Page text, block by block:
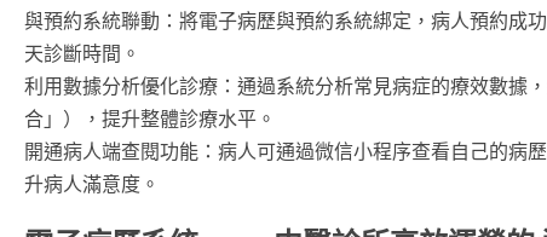
與預約系統聯動：將電子病歷與預約系統綁定，病人預約成
天診斷時間。
利用數據分析優化診療：通過系統分析常見病症的療效數據
合」），提升整體診療水平。
開通病人端查閱功能：病人可通過微信小程序查看自己的病
升病人滿意度。